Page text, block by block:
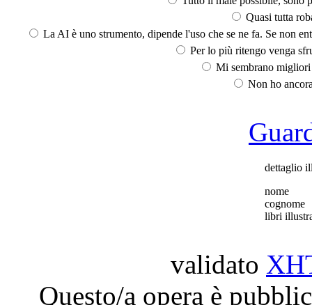
Quasi tutta
La AI è uno strumento, dipende l'uso che se ne fa. Se non
Per lo più ritengo venga
Mi sembrano
Non ho
dettaglio
nome
cognome
libri
validato
Questo/a opera è